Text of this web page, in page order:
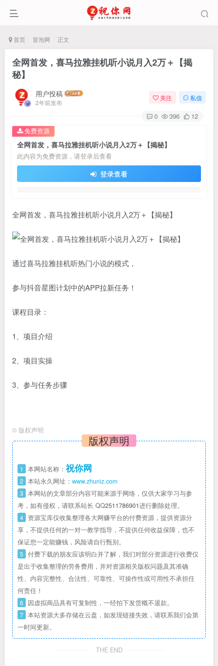
首页 冒泡网 正文
全网首发，喜马拉雅挂机听小说月入2万＋【揭
秘】
用户投稿
2年前发布
关注 私信
0 396 12
全网首发，喜马拉雅挂机听小说月入2万＋【揭秘】
此内容为免费资源，请登录后查看
登录查看
免费资源
全网首发，喜马拉雅挂机听小说月入2万＋【揭秘】
通过喜马拉雅挂机听热门小说的模式，
参与抖音星图计划中的APP拉新任务！
课程目录：
1、项目介绍
2、项目实操
3、参与任务步骤
© 版权声明
版权声明
1 本网站名称： 祝你网
2 本站永久网址： www.zhuniz.com
3 本网站的文章部分内容可能来源于网络，仅供大家学习与参
考，如有侵权，请联系站长 QQ2511786901进行删除处理。
4 资源宝库仅收集整理各大网赚平台的付费资源，提供资源分
享，不提供任何的一对一教学指导，不提供任何收益保障，也不
保证您一定能赚钱，风险请自行甄别。
5 付费下载的朋友应该明白并了解，我们对部分资源进行收费仅
是出于收集整理的劳务费用，并对资源相关版权问题及其准确
性、内容完整性、合法性、可靠性、可操作性或可用性不承担任
何责任！
6 因虚拟商品具有可复制性，一经拍下发货概不退款。
7 本站资源大多存储在云盘，如发现链接失效，请联系我们会第
一时间更新。
THE END